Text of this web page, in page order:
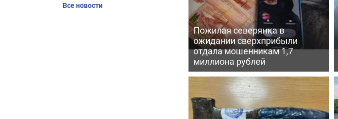
Пожилая северянка в
ожидании сверхприбыли
отдала мошенникам 1,7
миллиона рублей
Все новости